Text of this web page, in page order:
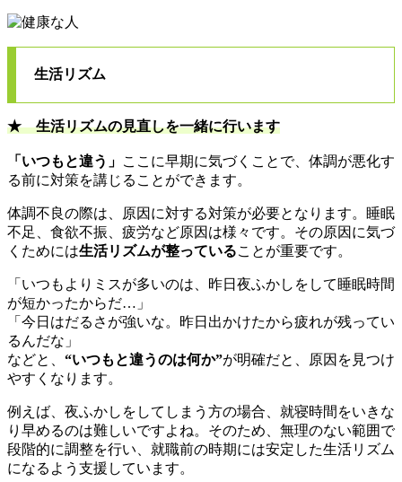
生活リズム
★ 生活リズムの見直しを一緒に行います
「いつもと違う」 ここに早期に気づくことで、体調が悪化す
る前に対策を講じることができます。
体調不良の際は、原因に対する対策が必要となります。睡眠
不足、食欲不振、疲労など原因は様々です。その原因に気づ
くためには生活リズムが整っていることが重要です。
「いつもよりミスが多いのは、昨日夜ふかしをして睡眠時間
が短かったからだ…」
「今日はだるさが強いな。昨日出かけたから疲れが残ってい
るんだな」
などと、 “いつもと違うのは何か”が明確だと、原因を見つけ
やすくなります。
例えば、夜ふかしをしてしまう方の場合、就寝時間をいきな
り早めるのは難しいですよね。そのため、無理のない範囲で
段階的に調整を行い、就職前の時期には安定した生活リズム
になるよう支援しています。